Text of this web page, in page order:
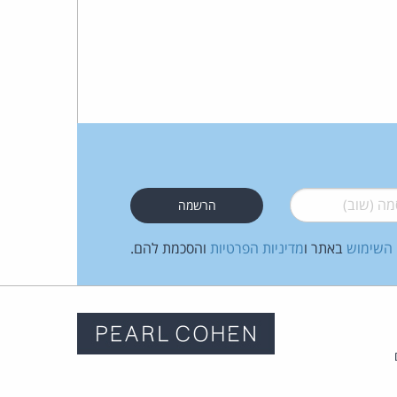
(שוב)*
השימוש באתר ומדיניות הפרטיות והסכמת להם.